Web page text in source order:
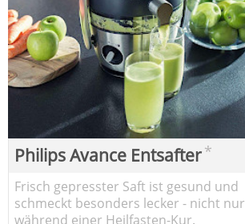
Philips Avance Entsafter*
Frisch gepresster Saft ist gesund und
schmeckt besonders lecker - nicht nur
während einer Heilfasten-Kur.